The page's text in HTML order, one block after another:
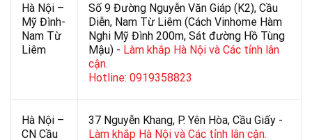
Hà Nội –
Mỹ Đình-
Nam Từ
Liêm
Số 9 Đường Nguyễn Văn Giáp (K2), Cầu
Diễn, Nam Từ Liêm (Cách Vinhome Hàm
Nghi Mỹ Đình 200m, Sát đường Hồ Tùng
Mậu) - Làm khắp Hà Nội và Các tỉnh lân
cận.
Hotline: 0919358823
Hà Nội –
CN Cầu
37 Nguyễn Khang, P. Yên Hòa, Cầu Giấy -
Làm khắp Hà Nội và Các tỉnh lân cận.